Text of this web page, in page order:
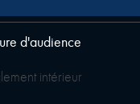
intérieur
d'audience